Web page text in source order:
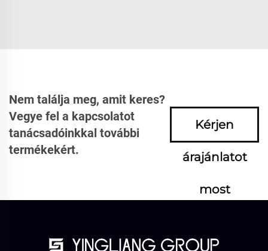
Nem találja meg, amit keres?
Vegye fel a kapcsolatot
tanácsadóinkkal további
termékekért.
Kérjen
árajánlatot
most